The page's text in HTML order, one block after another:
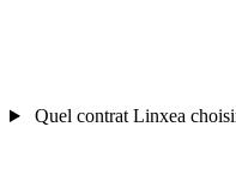
Quel contrat Linxea